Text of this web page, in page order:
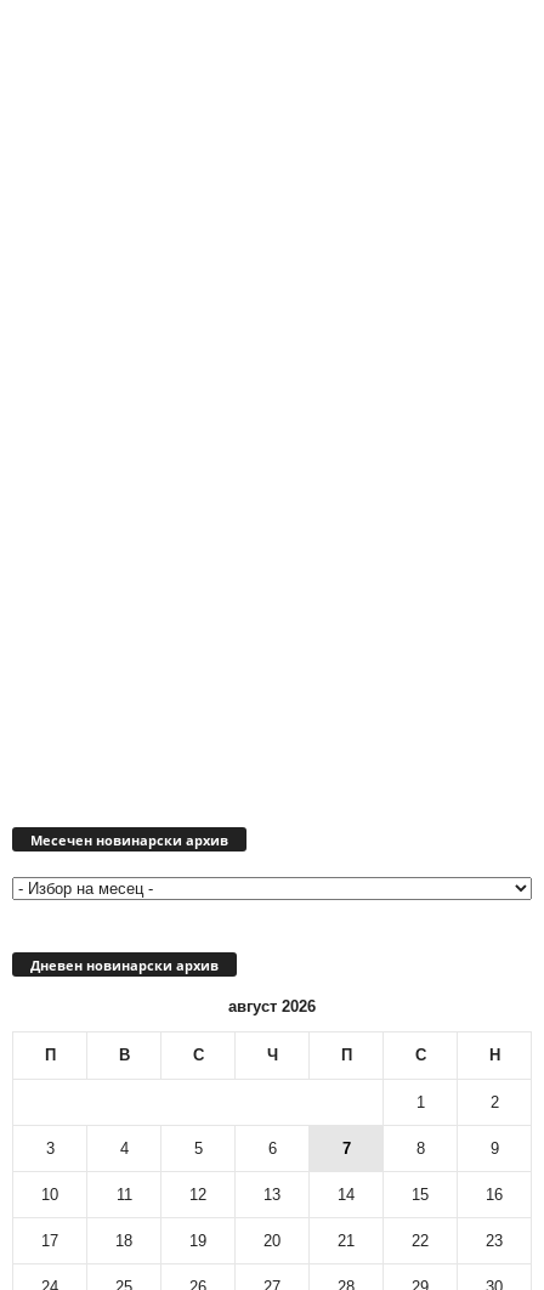
Месечен новинарски архив
Дневен новинарски архив
август 2026
П В С Ч П С Н
1 2
3 4 5 6 7 8 9
10 11 12 13 14 15 16
17 18 19 20 21 22 23